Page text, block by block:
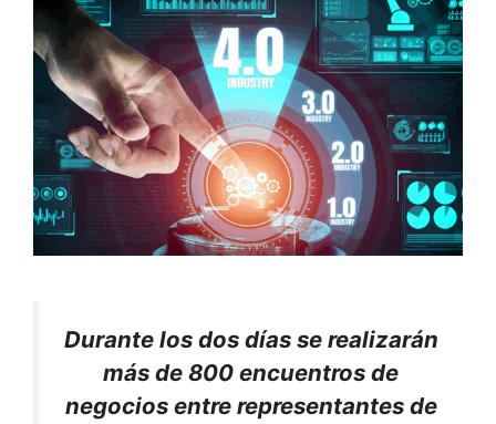
Durante los dos días se realizarán
más de 800 encuentros de
negocios entre representantes de